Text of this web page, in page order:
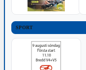
SPORT